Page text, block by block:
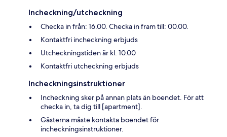
Incheckning/utcheckning
Checka in från: 16.00. Checka in fram till: 00.00.
Kontaktfri incheckning erbjuds
Utcheckningstiden är kl. 10.00
Kontaktfri utcheckning erbjuds
Incheckningsinstruktioner
Incheckning sker på annan plats än boendet. För att
checka in, ta dig till [apartment].
Gästerna måste kontakta boendet för
incheckningsinstruktioner.